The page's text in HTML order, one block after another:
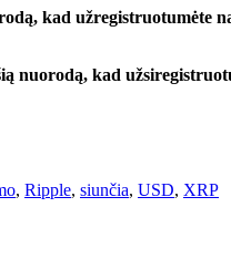
kad užregistruotumėte
kad
, Ripple, siunčia, USD, XRP